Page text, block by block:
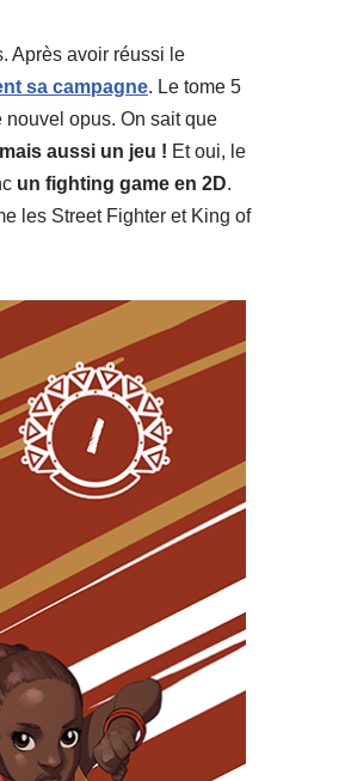
Après avoir réussi le
sa campagne. Le tome 5
nouvel opus. On sait que
aussi un jeu ! Et oui, le
un fighting game en 2D.
les Street Fighter et King of